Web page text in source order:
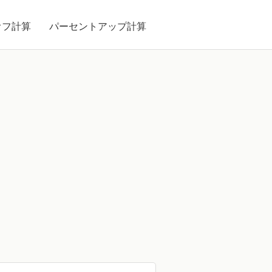
計算 パーセントアップ計算